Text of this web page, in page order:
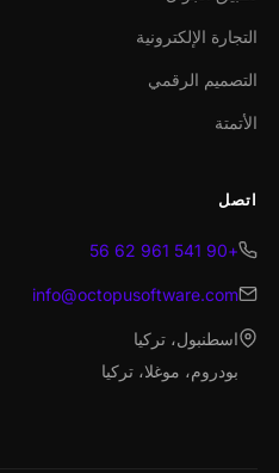
التجارة الإلكترونية
التصميم الرقمي
الأتمتة
اتصل
+90 541 961 62 56
info@octopusoftware.com
اسطنبول، تركيا
بودروم، موغلا، تركيا